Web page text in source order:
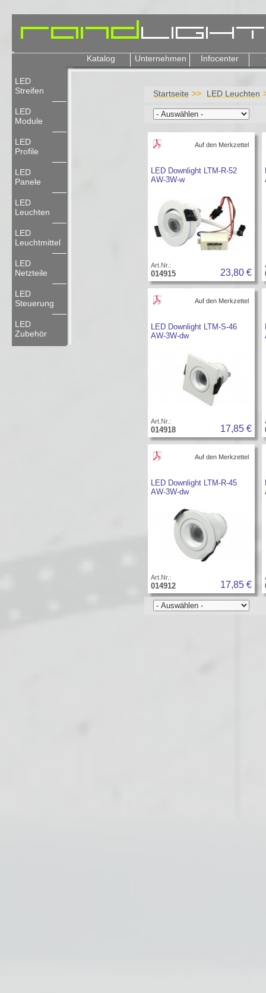
Katalog Unternehmen Infocenter
LED
Streifen
LED
Module
LED
Profile
LED
Panele
LED
Leuchten
LED
Leuchtmittel
LED
Netzteile
LED
Steuerung
LED
Zubehör
Startseite LED Leuchten
Auf den Merkzettel
LED Downlight LTM-R-52
AW-3W-w
Art.Nr.:
014915 23,80 €
Auf den Merkzettel
LED Downlight LTM-S-46
AW-3W-dw
Art.Nr.:
014918 17,85 €
Auf den Merkzettel
LED Downlight LTM-R-45
AW-3W-dw
Art.Nr.:
014912 17,85 €